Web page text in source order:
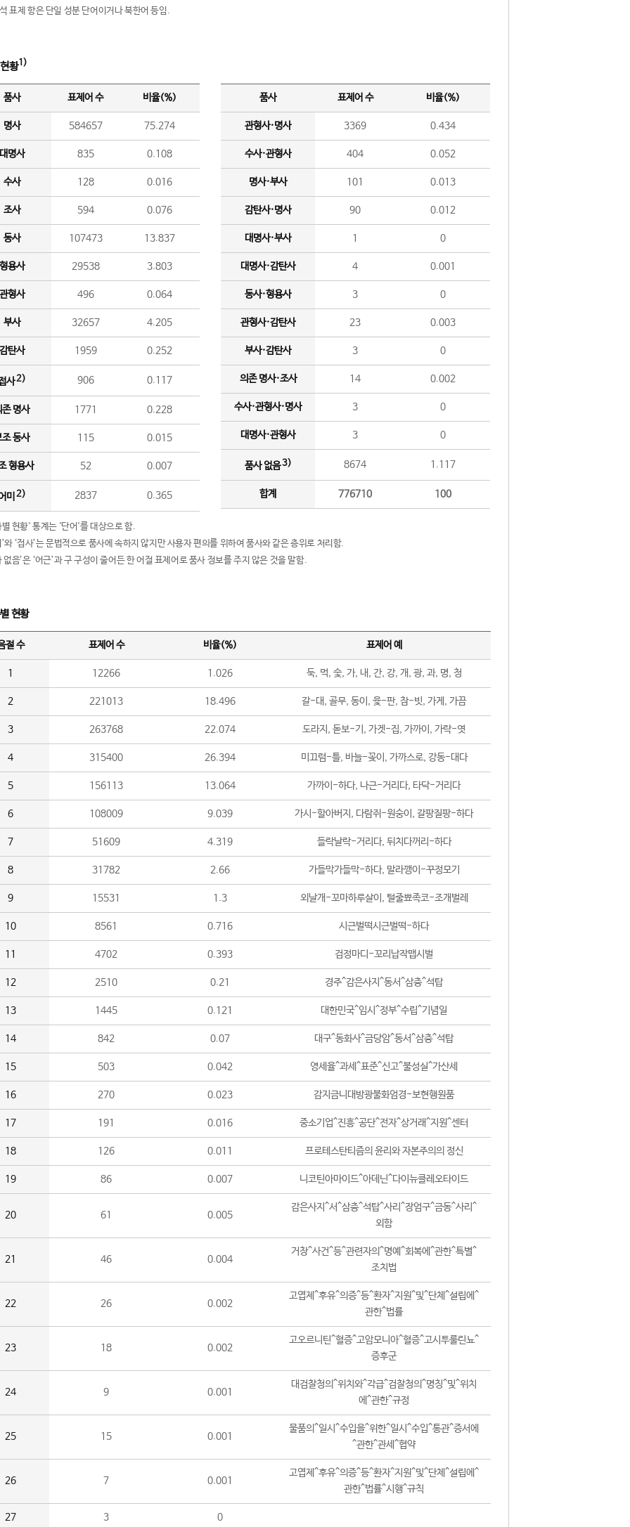
표제 항은 단일 성분 단어이거나 북한어 등임.
황1)
품사 표제어 수 비율(%)
명사 584657 75.274
명사 835 0.108
수사 128 0.016
조사 594 0.076
동사 107473 13.837
용사 29538 3.803
형사 496 0.064
부사 32657 4.205
탄사 1959 0.252
사2) 906 0.117
존 명사 1771 0.228
조 동사 115 0.015
형용사 52 0.007
미 2) 2837 0.365
품사 표제어 수 비율(%)
관형사·명사 3369 0.434
수사·관형사 404 0.052
명사·부사 101 0.013
감탄사·명사 90 0.012
대명사·부사 1 0
대명사·감탄사 4 0.001
동사·형용사 3 0
관형사·감탄사 23 0.003
부사·감탄사 3 0
의존 명사·조사 14 0.002
수사·관형사·명사 3 0
대명사·관형사 3 0
품사 없음3) 8674 1.117
합계 776710 100
현황' 통계는 '단어'를 대상으로 함.
와 ‘접사’는 문법적으로 품사에 속하지 않지만 사용자 편의를 위하여 품사와 같은 층위로 처리함.
없음’은 ‘어근’과 구 구성이 줄어든 한 어절 표제어로 품사 정보를 주지 않은 것을 말함.
현황
절 수 표제어 수 비율(%) 표제어 예
1 12266 1.026 둑, 먹, 숯, 가, 내, 간, 강, 개, 광, 과, 명, 청
2 221013 18.496 갈-대, 골무, 동이, 윷-판, 참-빗, 가게, 가끔
3 263768 22.074 도라지, 돋보-기, 가겟-집, 가까이, 가락-엿
4 315400 26.394 미끄럼-틀, 바늘-꽂이, 가까스로, 강동-대다
5 156113 13.064 가까이-하다, 나근-거리다, 타닥-거리다
6 108009 9.039 가시-할아버지, 다람쥐-원숭이, 갈팡질팡-하다
7 51609 4.319 들락날락-거리다, 뒤치다꺼리-하다
8 31782 2.66 가들막가들막-하다, 말라깽이-꾸정모기
9 15531 1.3 외날개-꼬마하루살이, 털줄뾰족코-조개벌레
10 8561 0.716 시근벌떡시근벌떡-하다
11 4702 0.393 검정마디-꼬리납작맵시벌
12 2510 0.21 경주^감은사지^동서^삼층^석탑
13 1445 0.121 대한민국^임시^정부^수립^기념일
14 842 0.07 대구^동화사^금당암^동서^삼층^석탑
15 503 0.042 영세율^과세^표준^신고^불성실^가산세
16 270 0.023 감지금니대방광불화엄경-보현행원품
17 191 0.016 중소기업^진흥^공단^전자^상거래^지원^센터
18 126 0.011 프로테스탄티즘의 윤리와 자본주의의 정신
19 86 0.007 니코틴아마이드^아데닌^다이뉴클레오타이드
20 61 0.005
감은사지^서^삼층^석탑^사리^장엄구^금동^사리^
외함
21 46 0.004
거창^사건^등^관련자의^명예^회복에^관한^특별^
조치법
22 26 0.002
고엽제^후유^의증^등^환자^지원^및^단체^설립에^
관한^법률
23 18 0.002
고오르니틴^혈증^고암모니아^혈증^고시투룰린뇨^
증후군
24 9 0.001
대검찰청의^위치와^각급^검찰청의^명칭^및^위치
에^관한^규정
25 15 0.001
물품의^일시^수입을^위한^일시^수입^통관^증서에
^관한^관세^협약
26 7 0.001
고엽제^후유^의증^등^환자^지원^및^단체^설립에^
관한^법률^시행^규칙
27 3 0